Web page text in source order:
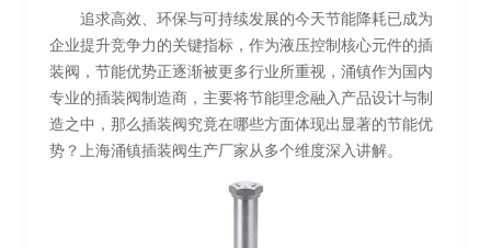
追求高效、环保与可持续发展的今天节能降耗已成为
企业提升竞争力的关键指标，作为液压控制核心元件的插
装阀，节能优势正逐渐被更多行业所重视，涌镇作为国内
专业的插装阀制造商，主要将节能理念融入产品设计与制
造之中，那么插装阀究竟在哪些方面体现出显著的节能优
势？上海涌镇插装阀生产厂家从多个维度深入讲解。